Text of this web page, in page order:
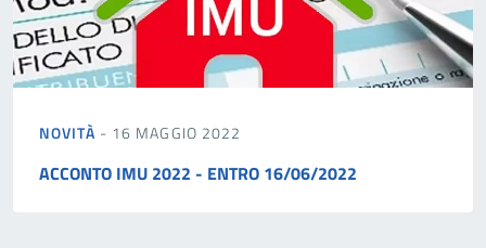
NOVITÀ - 16 MAGGIO 2022
ACCONTO IMU 2022 - ENTRO 16/06/2022